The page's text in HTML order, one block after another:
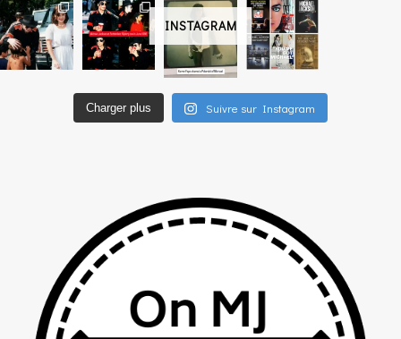
INSTAGRAM
Charger plus Suivre sur Instagram